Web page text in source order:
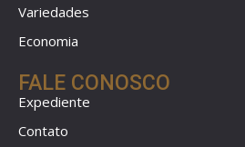
Variedades
Economia
FALE CONOSCO
Expediente
Contato